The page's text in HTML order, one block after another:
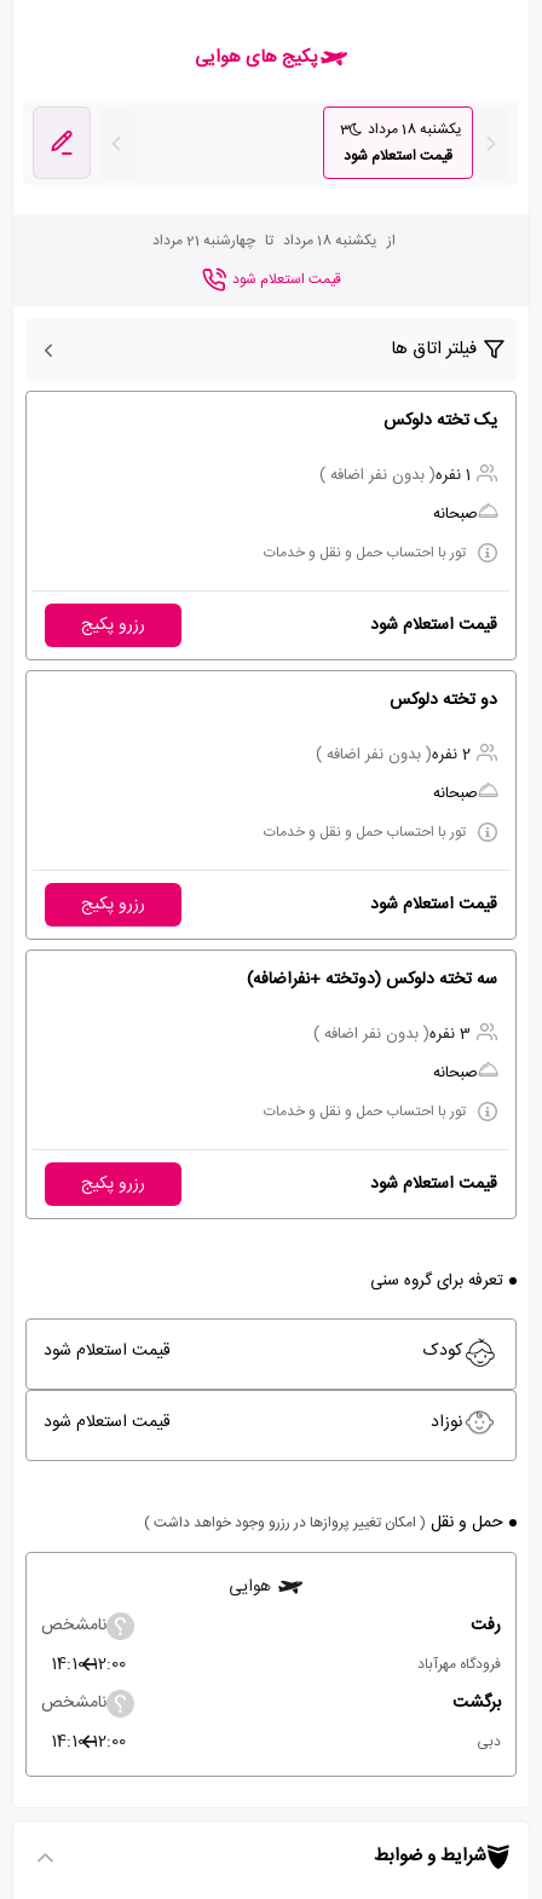
پکیج های هوایی
یکشنبه 18 مرداد
3
قیمت استعلام شود
از یکشنبه 18 مرداد تا چهارشنبه 21 مرداد
قیمت استعلام شود
فیلتر اتاق ها
یک تخته دلوکس
1 نفره
( بدون نفر اضافه )
صبحانه
تور با احتساب حمل و نقل و خدمات
قیمت استعلام شود رزرو پکیج
دو تخته دلوکس
2 نفره
( بدون نفر اضافه )
صبحانه
تور با احتساب حمل و نقل و خدمات
قیمت استعلام شود رزرو پکیج
سه تخته دلوکس (دوتخته +نفراضافه)
3 نفره
( بدون نفر اضافه )
صبحانه
تور با احتساب حمل و نقل و خدمات
قیمت استعلام شود رزرو پکیج
تعرفه برای گروه سنی
کودک قیمت استعلام شود
نوزاد قیمت استعلام شود
حمل و نقل ( امکان تغییر پروازها در رزرو وجود خواهد داشت )
هوایی
رفت
نامشخص
فرودگاه مهرآباد 12:00
14:10
برگشت
نامشخص
دبی 12:00
14:10
شرایط و ضوابط